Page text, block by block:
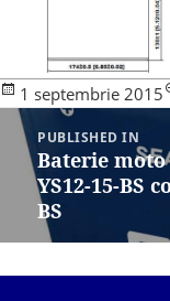
Posted
on
1 septembrie 2015
Navigare
articole
PUBLISHED IN
Baterie moto
YS12-15-BS
BS